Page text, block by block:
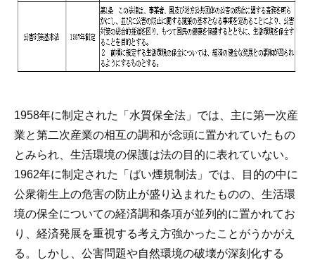
1958年に制定された「水質保全法」では、主に第一次産
業と第二次産業の相互の調和が念頭に置かれていたもの
とみられ、生活環境の保護は法の目的に表れていない。
1962年に制定された「ばい煙規制法」では、目的の中に
公衆衛生上の危害の防止が盛り込まれたものの、生活環
境の保全についての経済調和条項が並列的に置かれてお
り、経済発展を重視する考え方強かったことがうかがえ
る。しかし、公害問題や自然環境の破壊が深刻化する